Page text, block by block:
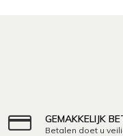
GEMAKKELIJK
Betalen doet u